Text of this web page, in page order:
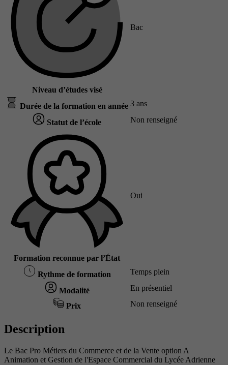
Niveau d’études visé
Bac
Durée de la formation en année 3 ans
Statut de l’école Non renseigné
Formation reconnue par l’État
Oui
Rythme de formation Temps plein
Modalité En présentiel
Prix Non renseigné
Description
Le Bac Pro Métiers du Commerce et de la Vente option A
Animation et Gestion de l'Espace Commercial du Lycée Adrienne